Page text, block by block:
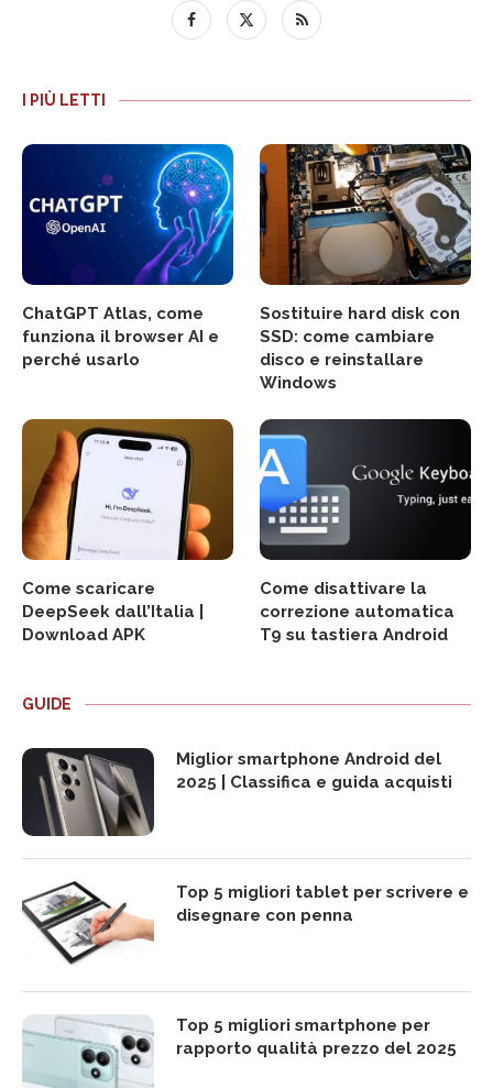
I PIÙ LETTI
ChatGPT Atlas, come
funziona il browser AI e
perché usarlo
Sostituire hard disk con
SSD: come cambiare
disco e reinstallare
Windows
Come scaricare
DeepSeek dall’Italia |
Download APK
Come disattivare la
correzione automatica
T9 su tastiera Android
GUIDE
Miglior smartphone Android del
2025 | Classifica e guida acquisti
Top 5 migliori tablet per scrivere e
disegnare con penna
Top 5 migliori smartphone per
rapporto qualità prezzo del 2025